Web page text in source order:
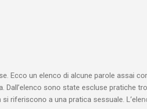
Ecco un elenco di alcune parole assai
Dall’elenco sono state escluse pratiche
riferiscono a una pratica sessuale.